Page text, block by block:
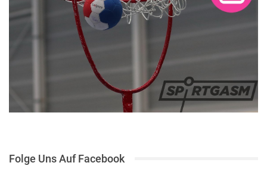
Folge Uns Auf Facebook